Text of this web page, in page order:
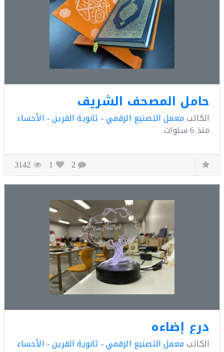
المصحف الشريف
معمل التصنيع الرقمي - ثانوية القرين - الأحساء
1
3142
إضاءه
معمل التصنيع الرقمي - ثانوية القرين - الأحساء